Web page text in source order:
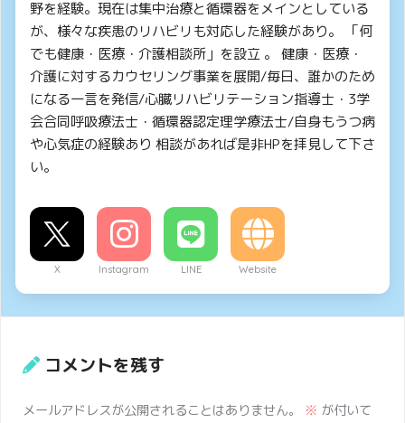
野を経験。現在は集中治療と循環器をメインとしている
が、様々な疾患のリハビリも対応した経験があり。 「何
でも健康・医療・介護相談所」を設立 。 健康・医療・
介護に対するカウセリング事業を展開/毎日、誰かのため
になる一言を発信/心臓リハビリテーション指導士・3学
会合同呼吸療法士・循環器認定理学療法士/自身もうつ病
や心気症の経験あり 相談があれば是非HPを拝見して下さ
い。
X Instagram LINE Website
コメントを残す
メールアドレスが公開されることはありません。 ※ が付いて